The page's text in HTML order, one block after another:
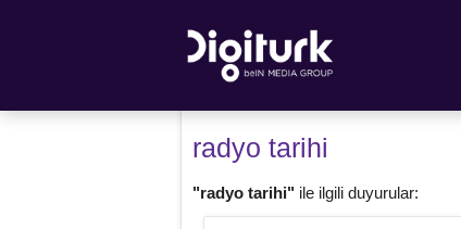
radyo tarihi
"radyo tarihi" ile ilgili duyurular: